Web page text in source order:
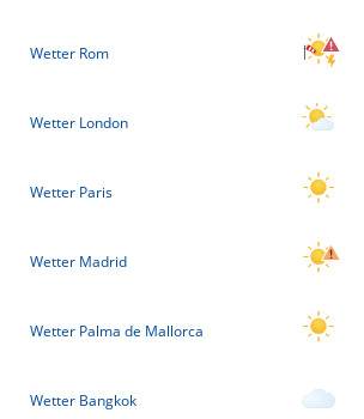
Wetter Rom
Wetter London
Wetter Paris
Wetter Madrid
Wetter Palma de Mallorca
Wetter Bangkok